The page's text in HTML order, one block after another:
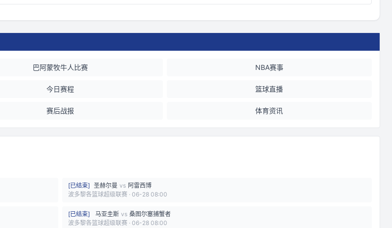
巴阿蒙牧牛人比赛 NBA赛事
今日赛程 篮球直播
赛后战报 体育资讯
[已结束] 圣赫尔曼 vs 阿雷西博
波多黎各篮球超级联赛 · 06-28 08:00
[已结束] 马亚圭斯 vs 桑图尔塞捕蟹者
波多黎各篮球超级联赛 · 06-28 08:00